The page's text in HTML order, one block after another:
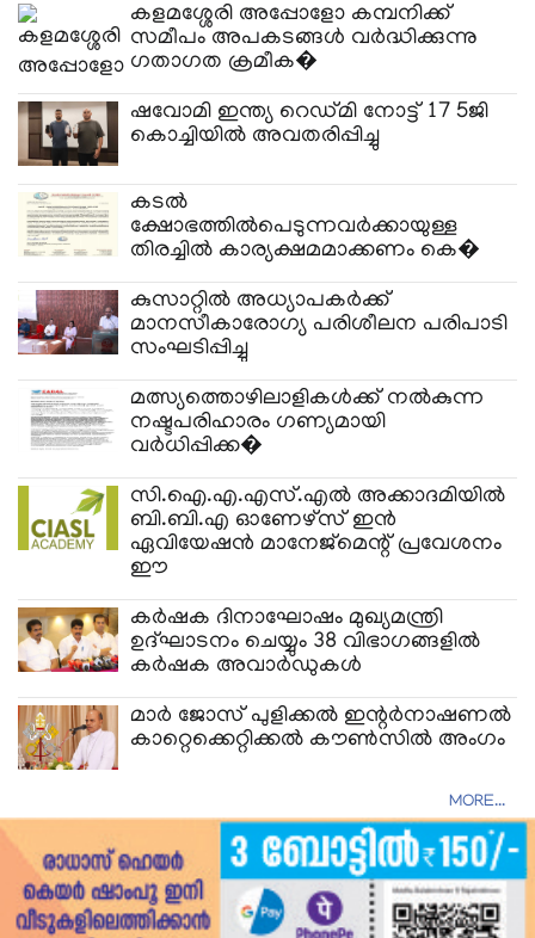
കളമശ്ശേരി അപ്പോളോ കമ്പനിക്ക്
സമീപം അപകടങ്ങൾ വർദ്ധിക്കുന്നു
ഗതാഗത ക്രമീക�
ഷവോമി ഇന്ത്യ റെഡ്മി നോട്ട് 17 5ജി
കൊച്ചിയില്‍ അവതരിപ്പിച്ചു
കടല്‍
ക്ഷോഭത്തില്‍പെടുന്നവര്‍ക്കായുള്ള
തിരച്ചില്‍ കാര്യക്ഷമമാക്കണം കെ�
കുസാറ്റിൽ അധ്യാപകർക്ക്
മാനസീകാരോഗ്യ പരിശീലന പരിപാടി
സംഘടിപ്പിച്ചു
മത്സ്യത്തൊഴിലാളികള്‍ക്ക് നല്‍കുന്ന
നഷ്ടപരിഹാരം ഗണ്യമായി
വര്‍ധിപ്പിക്ക�
സി.ഐ.എ.എസ്.എൽ അക്കാദമിയിൽ
ബി.ബി.എ ഓണേഴ്സ് ഇൻ
ഏവിയേഷൻ മാനേജ്മെന്റ് പ്രവേശനം
ഈ
കർഷക ദിനാഘോഷം മുഖ്യമന്ത്രി
ഉദ്ഘാടനം ചെയ്യും 38 വിഭാഗങ്ങളിൽ
കർഷക അവാർഡുകൾ
മാർ ജോസ് പുളിക്കൽ ഇന്റർനാഷണൽ
കാറ്റെക്കെറ്റിക്കൽ കൗൺസിൽ അംഗം
MORE...